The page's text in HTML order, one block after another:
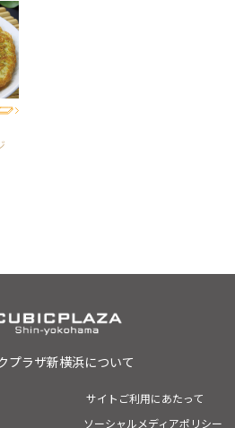
プラザ新横浜について
サイトご利用にあたって
ソーシャルメディアポリシー